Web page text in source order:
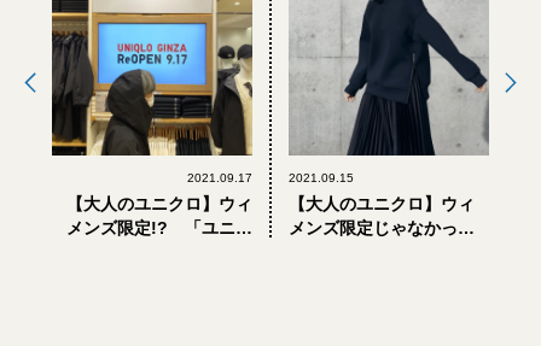
2021.09.17
【大人のユニクロ】ウィ
メンズ限定!? 「ユニク
2021.09.15
【大人のユニクロ】ウィ
メンズ限定じゃなかっ